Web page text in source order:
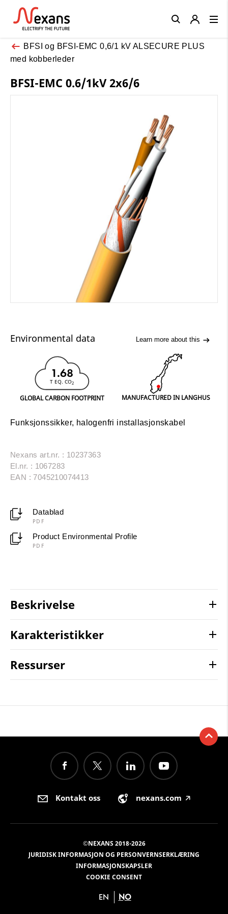
BFSI og BFSI-EMC 0,6/1 kV ALSECURE PLUS
med kobberleder
BFSI-EMC 0.6/1kV 2x6/6
Environmental data Learn more about this
1.68
T EQ. CO2
GLOBAL CARBON FOOTPRINT MANUFACTURED IN LANGHUS
Funksjonssikker, halogenfri installasjonskabel
Nexans art.nr. : 10237363
El.nr. : 1067283
EAN : 7045210074413
Datablad
PDF
Product Environmental Profile
PDF
Beskrivelse
Karakteristikker
Ressurser
Close
Kontakt oss nexans.com 🡥
©NEXANS 2018-2026
JURIDISK INFORMASJON OG PERSONVERNSERKLÆRING
INFORMASJONSKAPSLER
COOKIE CONSENT
EN NO